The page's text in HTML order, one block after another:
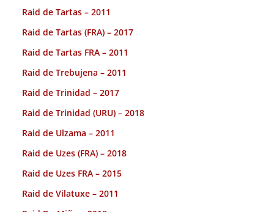
Raid de Tartas – 2011
Raid de Tartas (FRA) – 2017
Raid de Tartas FRA – 2011
Raid de Trebujena – 2011
Raid de Trinidad – 2017
Raid de Trinidad (URU) – 2018
Raid de Ulzama – 2011
Raid de Uzes (FRA) – 2018
Raid de Uzes FRA – 2015
Raid de Vilatuxe – 2011